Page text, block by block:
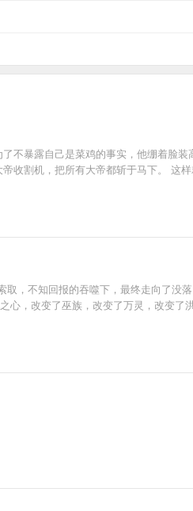
不暴露自己是菜鸡的事实，他绷着脸
收割机，把所有大帝都斩于马下。 这
，不知回报的吞噬下，最终走向了
，改变了巫族，改变了万灵，改变了洪